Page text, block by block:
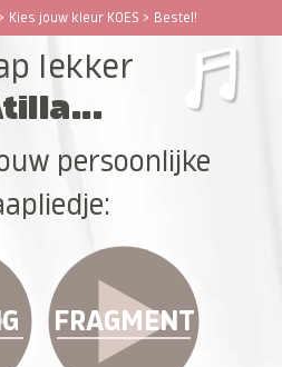
Kies jouw kleur KOES > Bestel!
lekker
persoonlijke
FRAGMENT